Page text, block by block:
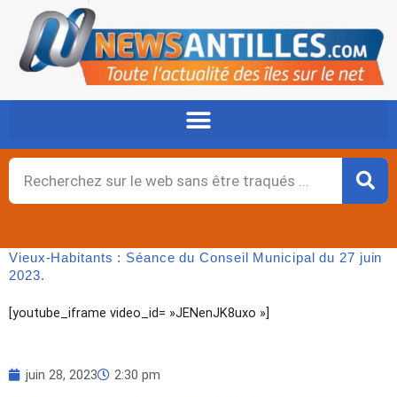
contenu
Rechercher
Vieux-Habitants : Séance du Conseil Municipal du 27 juin
2023.
[youtube_iframe video_id= »JENenJK8uxo »]
juin 28, 2023 2:30 pm